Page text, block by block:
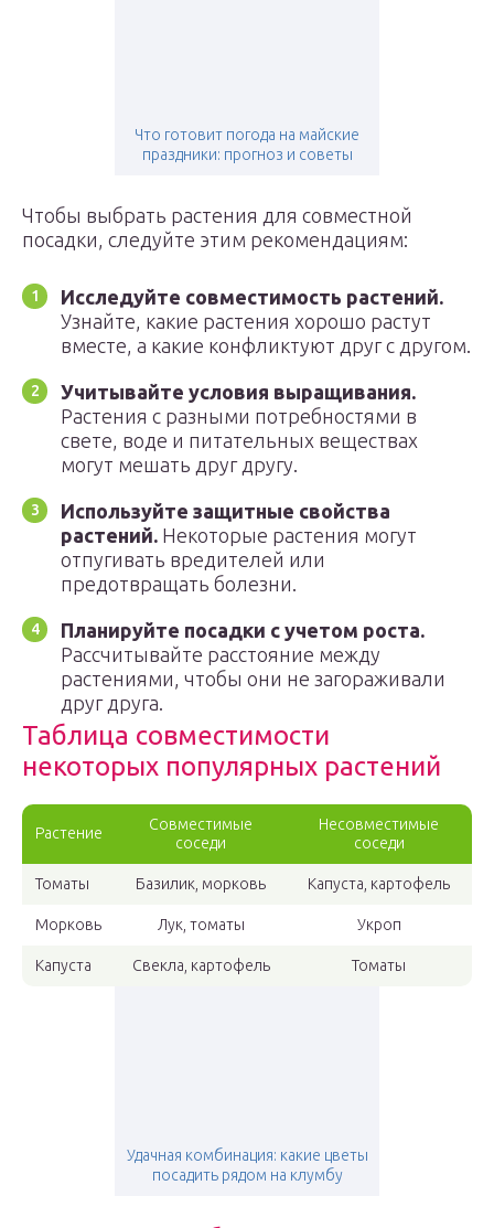
Что готовит погода на майские
праздники: прогноз и советы
Чтобы выбрать растения для совместной
посадки, следуйте этим рекомендациям:
Исследуйте совместимость растений.
Узнайте, какие растения хорошо растут
вместе, а какие конфликтуют друг с другом.
Учитывайте условия выращивания.
Растения с разными потребностями в
свете, воде и питательных веществах
могут мешать друг другу.
Используйте защитные свойства
растений. Некоторые растения могут
отпугивать вредителей или
предотвращать болезни.
Планируйте посадки с учетом роста.
Рассчитывайте расстояние между
растениями, чтобы они не загораживали
друг друга.
Таблица совместимости
некоторых популярных растений
Растение
Совместимые
соседи
Несовместимые
соседи
Томаты Базилик, морковь Капуста, картофель
Морковь Лук, томаты Укроп
Капуста Свекла, картофель Томаты
Удачная комбинация: какие цветы
посадить рядом на клумбу